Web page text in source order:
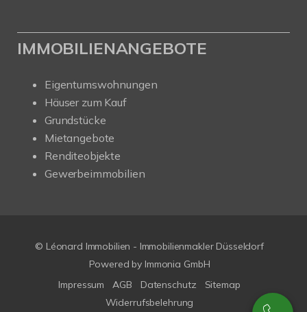
IMMOBILIENANGEBOTE
Eigentumswohnungen
Häuser zum Kauf
Grundstücke
Mietangebote
Renditeobjekte
Gewerbeimmobilien
© Léonard Immobilien - Immobilienmakler Düsseldorf
Powered by Immonia GmbH
Impressum
AGB Datenschutz
Sitemap
Widerrufsbelehrung